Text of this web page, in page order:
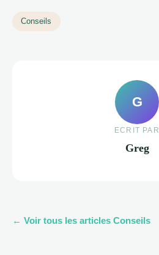
Conseils
G
ECRIT PAR
Greg
← Voir tous les articles Conseils